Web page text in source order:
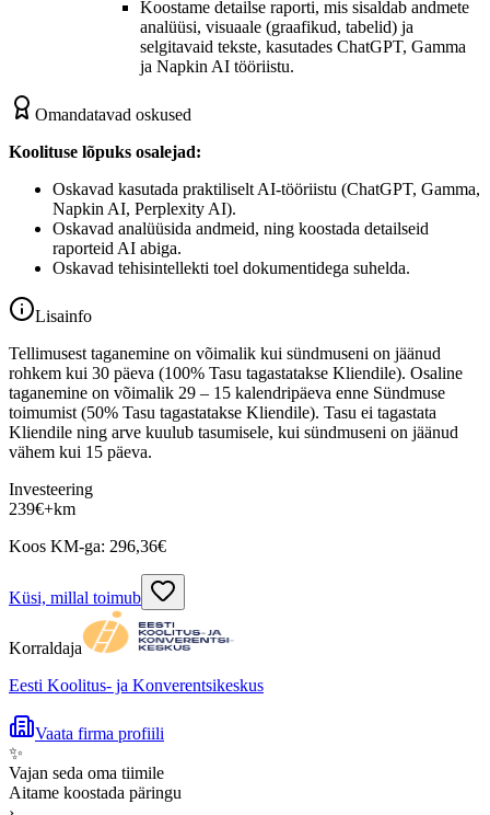
Koostame detailse raporti, mis sisaldab andmete
analüüsi, visuaale (graafikud, tabelid) ja
selgitavaid tekste, kasutades ChatGPT, Gamma
ja Napkin AI tööriistu.
Omandatavad oskused
Koolituse lõpuks osalejad:
Oskavad kasutada praktiliselt AI-tööriistu (ChatGPT, Gamma,
Napkin AI, Perplexity AI).
Oskavad analüüsida andmeid, ning koostada detailseid
raporteid AI abiga.
Oskavad tehisintellekti toel dokumentidega suhelda.
Lisainfo
Tellimusest taganemine on võimalik kui sündmuseni on jäänud
rohkem kui 30 päeva (100% Tasu tagastatakse Kliendile). Osaline
taganemine on võimalik 29 – 15 kalendripäeva enne Sündmuse
toimumist (50% Tasu tagastatakse Kliendile). Tasu ei tagastata
Kliendile ning arve kuulub tasumisele, kui sündmuseni on jäänud
vähem kui 15 päeva.
Investeering
239€+km
Koos KM-ga: 296,36€
Küsi, millal toimub
Korraldaja
Eesti Koolitus- ja Konverentsikeskus
Vaata firma profiili
✨
Vajan seda oma tiimile
Aitame koostada päringu